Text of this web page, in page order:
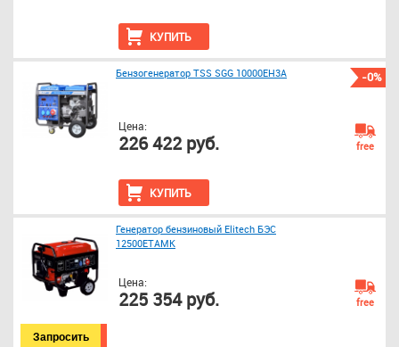
КУПИТЬ
-0%
Бензогенератор TSS SGG 10000EH3A
КУПИТЬ
Цена:
226 422 руб. free
Генератор бензиновый Elitech БЭС
12500ЕТАМК
Цена:
225 354 руб.
Запросить
free